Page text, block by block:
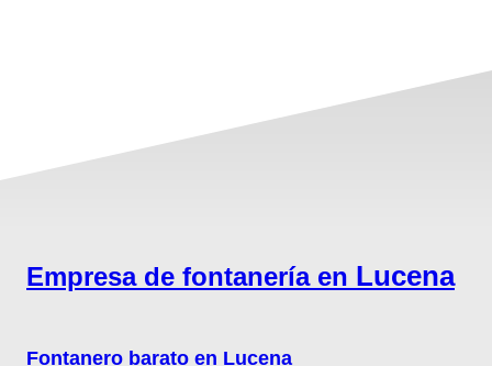
Empresa de fontanería en Lucena
Fontanero barato en Lucena